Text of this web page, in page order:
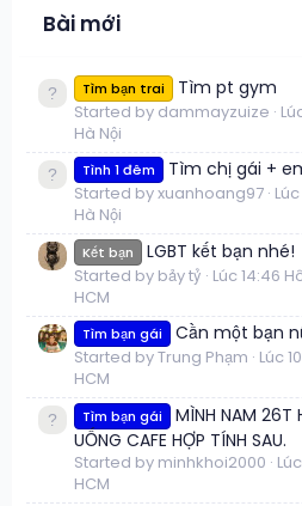
Bài mới
Tìm bạn trai Tìm pt gym
Started by dammayzuize
Hà Nội
Tình 1 đêm Tìm chị gái +
Started by xuanhoang97
Hà Nội
Kết bạn LGBT kết bạn nhé!
Started by bảy tỷ Lúc 14:46
HCM
Tìm bạn gái Cần một bạn
Started by Trung Phạm Lúc
HCM
Tìm bạn gái
MÌNH NAM 26T
UỐNG CAFE HỢP TÍNH SAU.
Started by minhkhoi2000
HCM